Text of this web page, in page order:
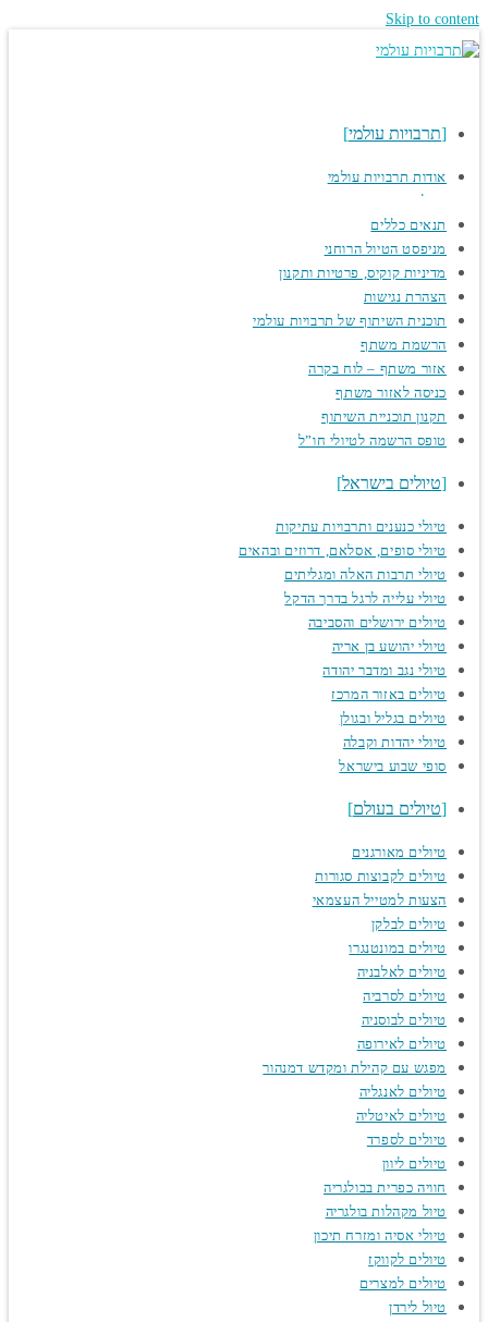
Skip to content
תרבויות עולמי
אודות תרבויות עולמי
המלצות
תנאים כללים
מניפסט הטיול הרוחני
מדיניות קוקיס, פרטיות ותקנון
הצהרת נגישות
תוכנית השיתוף של תרבויות עולמי
הרשמת משתף
אזור משתף – לוח בקרה
כניסה לאזור משתף
תקנון תוכניית השיתוף
טופס הרשמה לטיולי חו”ל
טיולים בישראל
טיולי כנענים ותרבויות עתיקות
טיולי סופים, אסלאם, דרוזים ובהאים
טיולי תרבות האלה ומגליתים
טיולי עלייה לרגל בדרך הדקל
טיולים ירושלים והסביבה
טיולי יהושע בן אריה
טיולי נגב ומדבר יהודה
טיולים באזור המרכז
טיולים בגליל ובגולן
טיולי יהדות וקבלה
סופי שבוע בישראל
טיולים בעולם
טיולים מאורגנים
טיולים לקבוצות סגורות
הצעות למטייל העצמאי
טיולים לבלקן
טיולים במונטנגרו
טיולים לאלבניה
טיולים לסרביה
טיולים לבוסניה
טיולים לאירופה
מפגש עם קהילת ומקדש דמנהור
טיולים לאנגליה
טיולים לאיטליה
טיולים לספרד
טיולים ליוון
חוויה כפרית בבולגריה
טיול מקהלות בולגריה
טיולי אסיה ומזרח תיכון
טיולים לקווקז
טיולים למצרים
טיול לירדן